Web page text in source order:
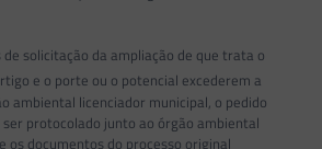
de solicitação da ampliação de que trata o
e o porte ou o potencial excederem a
ambiental licenciador municipal, o pedido
protocolado junto ao órgão ambiental
os documentos do processo original